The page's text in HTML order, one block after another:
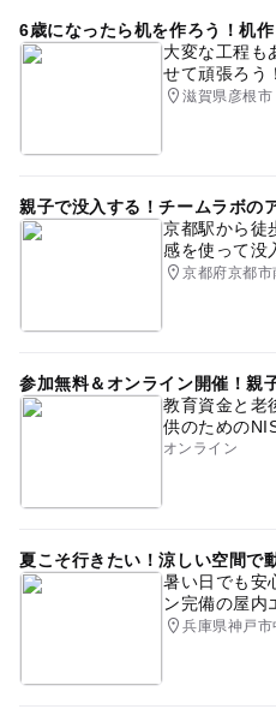
6歳になったら机を作ろう！机
大変な工程も
せて頑張ろう！
滋賀県彦根市
親子で没入する！チームラボの
京都駅から徒
感を使って没
京都府京都市
参加無料＆オンライン開催！親
教育資金と老
供のための
オンライン
夏こそ行きたい！涼しい空間で
暑い日でも安
ン完備の屋内
兵庫県神戸市